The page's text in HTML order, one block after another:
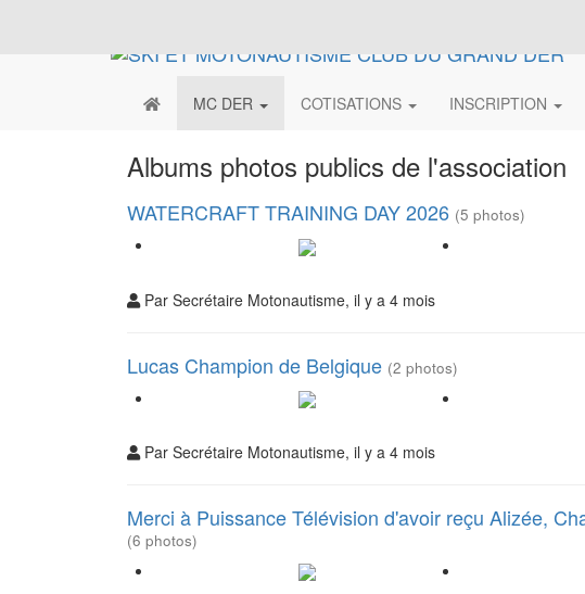
MC DER COTISATIONS INSCRIPTION
Albums photos publics de l'association
WATERCRAFT TRAINING DAY 2026 (5 photos)
Par Secrétaire Motonautisme, il y a 4 mois
Lucas Champion de Belgique (2 photos)
Par Secrétaire Motonautisme, il y a 4 mois
Merci à Puissance Télévision d'avoir reçu Alizée,
(6 photos)